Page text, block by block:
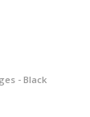
- Black